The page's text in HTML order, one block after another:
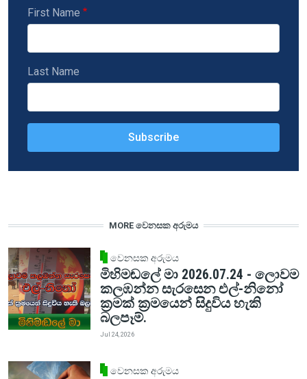
First Name
Last Name
MORE වෙනසක අරුමය
වෙනසක අරුමය
මිහිමඬලේ මා 2026.07.24 - ලොවම
කලඹන්න සැරසෙන එල්-නිනෝ
ක්‍රමක් ක්‍රමයෙන් සිදුවිය හැකි
බලපෑම්.
Jul 24, 2026
වෙනසක අරුමය